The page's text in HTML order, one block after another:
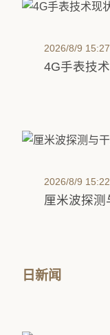
2026/8/9
4G手表技
2026/8/9
厘米波探测
日新闻